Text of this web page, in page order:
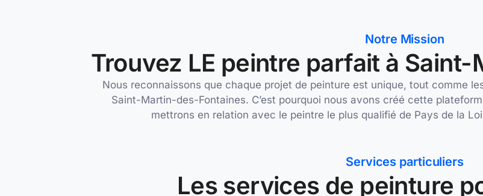
Notre Mission
Trouvez LE peintre parfait à
Nous reconnaissons que chaque projet de peinture est unique, tout comme
Saint-Martin-des-Fontaines. C’est pourquoi nous avons créé cette
mettrons en relation avec le peintre le plus qualifié de Pays de la
Services particuliers
Les services de peinture